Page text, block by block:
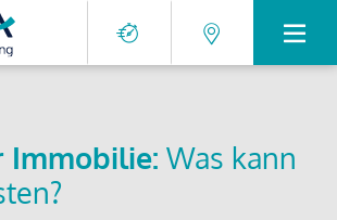
Immobilie: Was kann